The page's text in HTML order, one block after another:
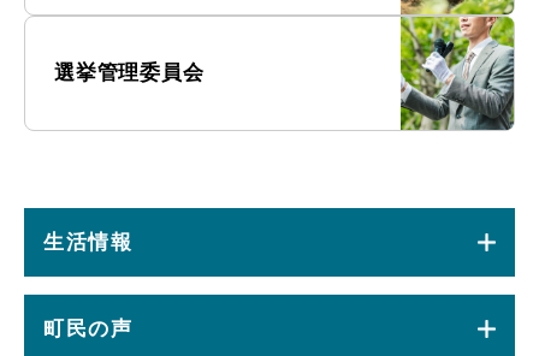
選挙管理委員会
生活情報
町民の声